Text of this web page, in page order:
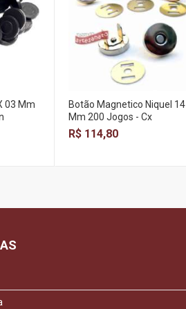
03 Mm
Botão Magnetico Niquel 14
Mm 200 Jogos - Cx
R$ 114,80